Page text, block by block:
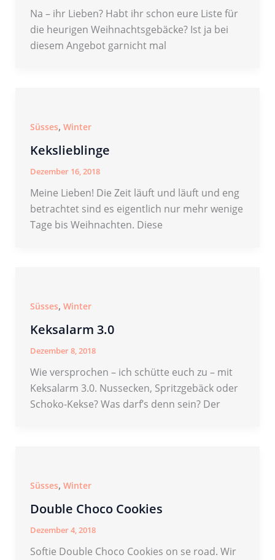
Na – ihr Lieben? Habt ihr schon eure Liste für
die heurigen Weihnachtsgebäcke? Ist ja bei
diesem Angebot garnicht mal
Süsses, Winter
Kekslieblinge
Dezember 16, 2018
Meine Lieben! Die Zeit läuft und läuft und eng
betrachtet sind es eigentlich nur mehr wenige
Tage bis Weihnachten. Diese
Süsses, Winter
Keksalarm 3.0
Dezember 8, 2018
Wie versprochen – ich schütte euch zu – mit
Keksalarm 3.0. Nussecken, Spritzgebäck oder
Schoko-Kekse? Was darf’s denn sein? Der
Süsses, Winter
Double Choco Cookies
Dezember 4, 2018
Softie Double Choco Cookies on se road. Wir